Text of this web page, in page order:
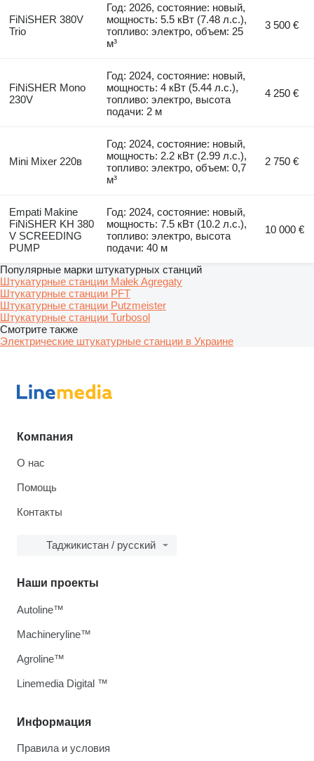
FiNiSHER 380V
Trio
Год: 2026, состояние: новый,
мощность: 5.5 кВт (7.48 л.с.),
топливо: электро, объем: 25
м³
3 500 €
FiNiSHER Mono
230V
Год: 2024, состояние: новый,
мощность: 4 кВт (5.44 л.с.),
топливо: электро, высота
подачи: 2 м
4 250 €
Mini Mixer 220в
Год: 2024, состояние: новый,
мощность: 2.2 кВт (2.99 л.с.),
топливо: электро, объем: 0,7
м³
2 750 €
Empati Makine
FiNiSHER KH 380
V SCREEDING
PUMP
Год: 2024, состояние: новый,
мощность: 7.5 кВт (10.2 л.с.),
топливо: электро, высота
подачи: 40 м
10 000 €
Популярные марки штукатурных станций
Штукатурные станции Małek Agregaty
Штукатурные станции PFT
Штукатурные станции Putzmeister
Штукатурные станции Turbosol
Смотрите также
Электрические штукатурные станции в Украине
Компания
О нас
Помощь
Контакты
Таджикистан / русский
Информация
Правила и условия
Наши проекты
Autoline™
Machineryline™
Agroline™
Linemedia Digital ™